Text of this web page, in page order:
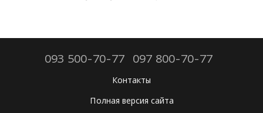
093 500-70-77 097 800-70-77
Контакты
Полная версия сайта